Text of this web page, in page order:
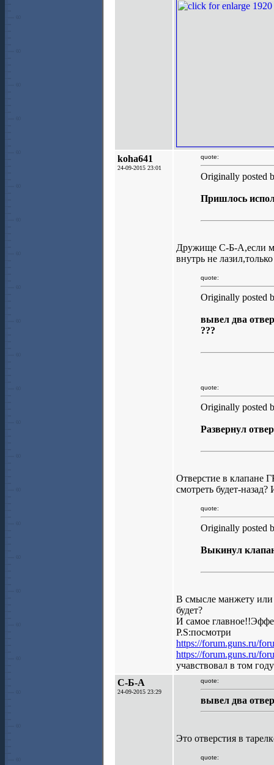
koha641
24-09-2015 23:01
quote:
Originally posted
Пришлось
Дружище С-Б-А,если
внутрь не
quote:
Originally posted
вывел два
???
quote:
Originally posted
Развернул
Отверстие в клапане
смотреть будет-назад?
quote:
Originally posted
Выкинул
В смысле манжету или
будет?
И самое
P.S:посмотри
https://forum.guns.ru/
https://forum.guns.ru/
учавствовал в том
С-Б-А
24-09-2015 23:29
quote:
вывел два
Это отверстия в
quote: